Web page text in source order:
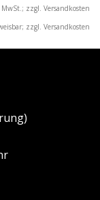
zzgl. Versandkosten
zzgl. Versandkosten